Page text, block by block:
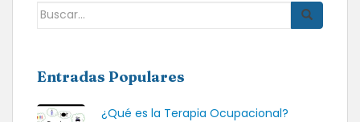
Buscar:
Entradas Populares
¿Qué es la Terapia Ocupacional?